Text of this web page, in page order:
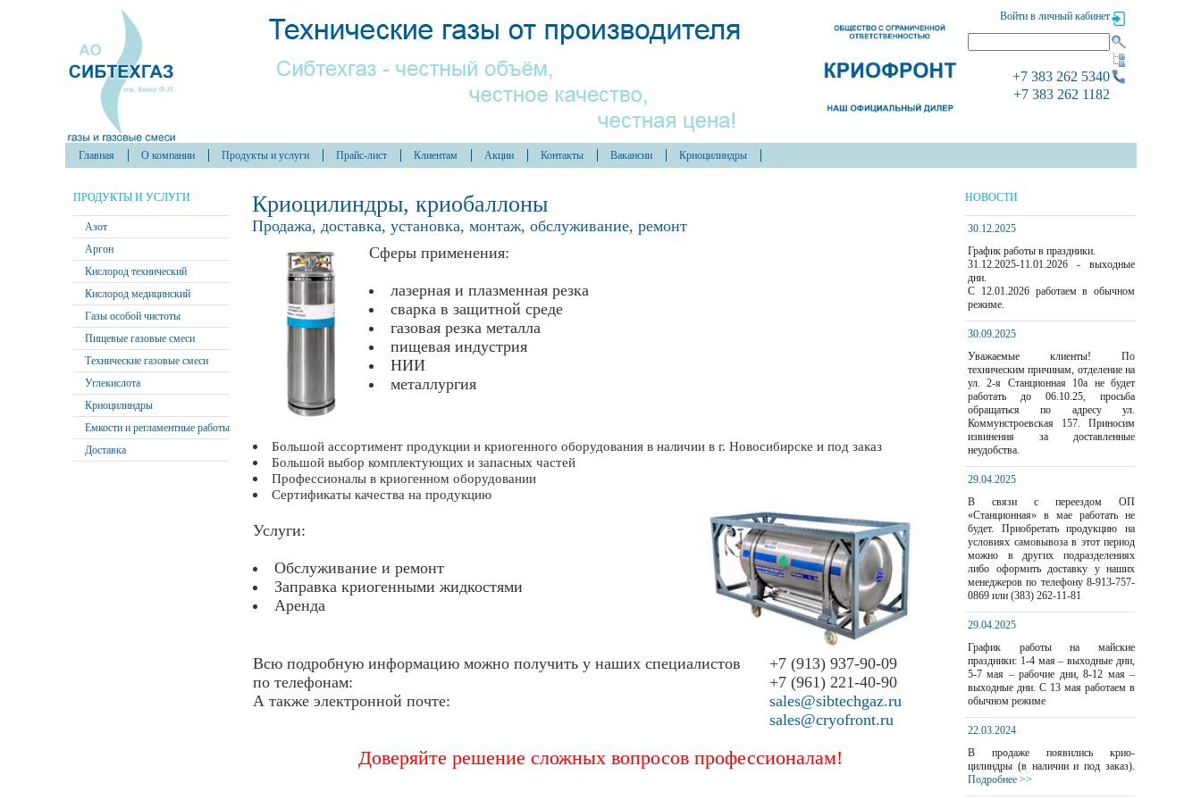
Войти в личный кабинет
+7 383 262 5340
+7 383 262 1182
Главная О компании Продукты и услуги Прайс-лист Клиентам Акции Контакты Вакансии Криоцилиндры
ПРОДУКТЫ И УСЛУГИ
Азот
Аргон
Кислород технический
Кислород медицинский
Газы особой чистоты
Пищевые газовые смеси
Технические газовые смеси
Углекислота
Криоцилиндры
Емкости и регламентные работы
Доставка
Криоцилиндры, криобаллоны
Продажа, доставка, установка, монтаж, обслуживание, ремонт
Сферы применения:
лазерная и плазменная резка
сварка в защитной среде
газовая резка металла
пищевая индустрия
НИИ
металлургия
Большой ассортимент продукции и криогенного оборудования в наличии в г. Новосибирске и под заказ
Большой выбор комплектующих и запасных частей
Профессионалы в криогенном оборудовании
Сертификаты качества на продукцию
Услуги:
Обслуживание и ремонт
Заправка криогенными жидкостями
Аренда
Всю подробную информацию можно получить у наших специалистов
по телефонам:
+7 (913) 937-90-09
+7 (961) 221-40-90
А также электронной почте:
sales@sibtechgaz.ru
sales@cryofront.ru
Доверяйте решение сложных вопросов профессионалам!
НОВОСТИ
30.12.2025
График работы в праздники.
31.12.2025-11.01.2026 - выходные
дни.
С 12.01.2026 работаем в обычном
режиме.
30.09.2025
Уважаемые клиенты! По
техническим причинам, отделение на
ул. 2-я Станционная 10а не будет
работать до 06.10.25, просьба
обращаться по адресу ул.
Коммунстроевская 157. Приносим
извинения за доставленные
неудобства.
29.04.2025
В связи с переездом ОП
«Станционная» в мае работать не
будет. Приобретать продукцию на
условиях самовывоза в этот период
можно в других подразделениях
либо оформить доставку у наших
менеджеров по телефону 8-913-757-
0869 или (383) 262-11-81
29.04.2025
График работы на майские
праздники: 1-4 мая – выходные дни,
5-7 мая – рабочие дни, 8-12 мая –
выходные дни. С 13 мая работаем в
обычном режиме
22.03.2024
В продаже появились крио-
цилиндры (в наличии и под заказ).
Подробнее >>